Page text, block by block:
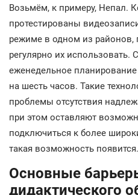
Возьмём, к примеру, Непал.
протестированы
режиме в одном из районов,
регулярно их использовать.
еженедельное планирование
на шесть часов. Такие
проблемы отсутствия
при этом оставляют
подключиться к более
такая возможность появится.
Основные
дидактического